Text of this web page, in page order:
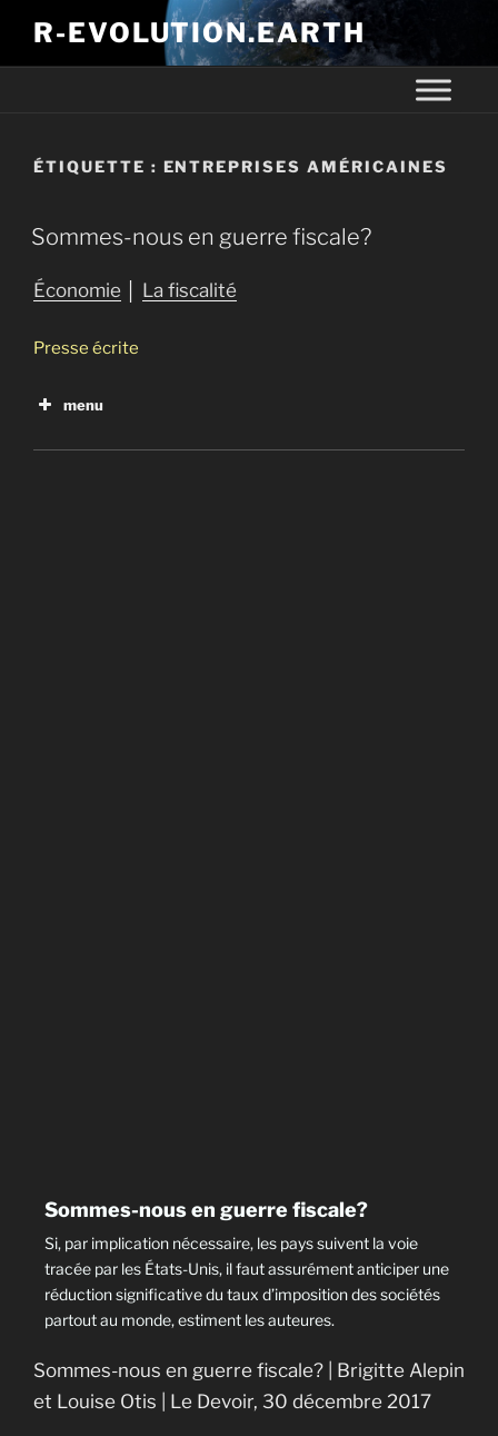
R-EVOLUTION.EARTH
ÉTIQUETTE : ENTREPRISES AMÉRICAINES
Sommes-nous en guerre fiscale?
Économie La fiscalité
Presse écrite
menu
Sommes-nous en guerre fiscale?
Si, par implication nécessaire, les pays suivent la voie
tracée par les États-Unis, il faut assurément anticiper une
réduction significative du taux d’imposition des sociétés
partout au monde, estiment les auteures.
Sommes-nous en guerre fiscale? | Brigitte Alepin
et Louise Otis | Le Devoir, 30 décembre 2017